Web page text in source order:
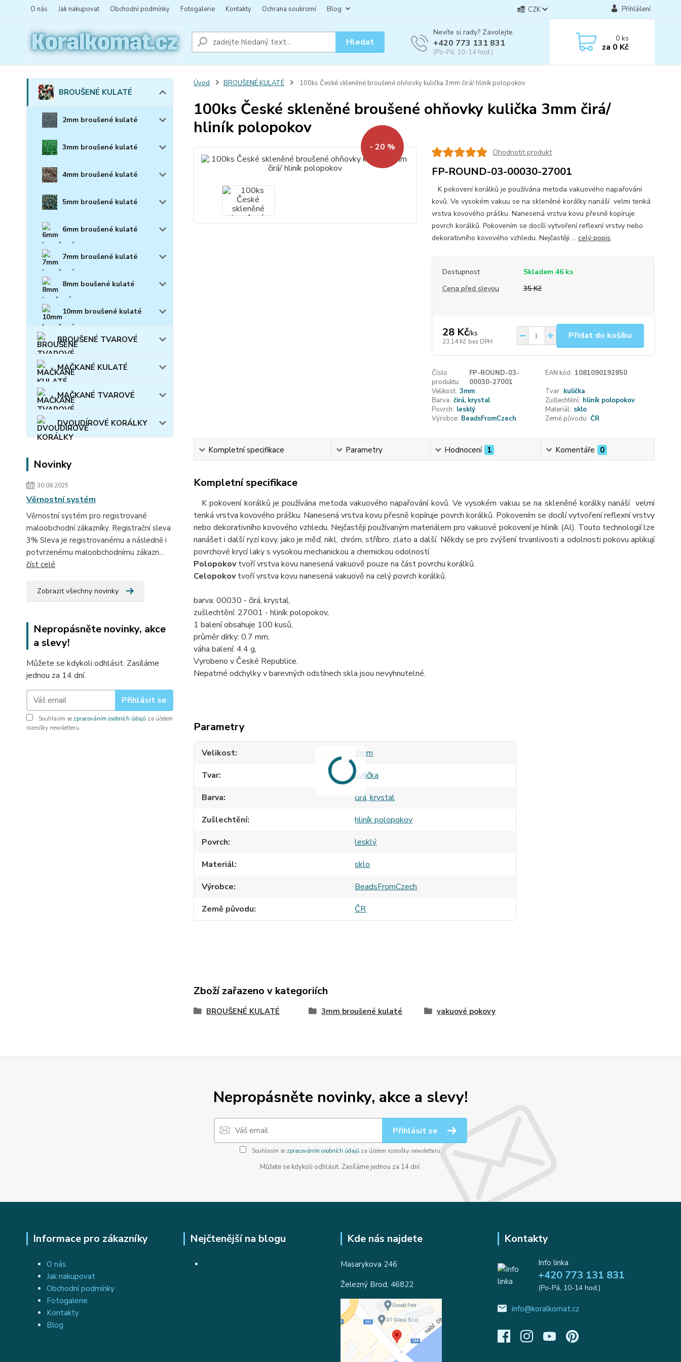
O nás Jak nakupovat Obchodní podmínky Fotogalerie Kontakty Ochrana soukromí Blog CZK Přihlášení
Hledat
Nevíte si rady? Zavolejte.
+420 773 131 831
(Po-Pá, 10-14 hod.)
0ks
za 0 Kč
BROUŠENÉ KULATÉ
2mm broušené kulaté
3mm broušené kulaté
4mm broušené kulaté
5mm broušené kulaté
6mm broušené kulaté
7mm broušené kulaté
8mm boušené kulaté
10mm broušené kulaté
BROUŠENÉ TVAROVÉ
MAČKANÉ KULATÉ
MAČKANÉ TVAROVÉ
DVOUDÍROVÉ KORÁLKY
Novinky
30.08.2025
Věrnostní systém
Věrnostní systém pro registrované
maloobchodní zákazníky. Registrační sleva
3% Sleva je registrovanému a následně i
potvrzenému maloobchodnímu zákazn...
číst celé
Zobrazit všechny novinky
Nepropásněte novinky, akce
a slevy!
Můžete se kdykoli odhlásit. Zasíláme
jednou za 14 dní.
Přihlásit se
Souhlasím se zpracováním osobních údajů za účelem
rozesílky newsletteru.
Úvod BROUŠENÉ KULATÉ 100ks České skleněné broušené ohňovky kulička 3mm čirá/ hliník polopokov
100ks České skleněné broušené ohňovky kulička 3mm čirá/
hliník polopokov
- 20 % Ohodnotit produkt
FP-ROUND-03-00030-27001
K pokovení korálků je používána metoda vakuového napařování
kovů. Ve vysokém vakuu se na skleněné korálky nanáší velmi tenká
vrstva kovového prášku. Nanesená vrstva kovu přesně kopíruje
povrch korálků. Pokovením se docílí vytvoření reflexní vrstvy nebo
dekorativního kovového vzhledu. Nejčastěji ... celý popis
Dostupnost
Skladem 46 ks
Cena před slevou
35 Kč
28 Kč/ks
23,14 Kč bez DPH
Přidat do košíku
Číslo
produktu:
FP-ROUND-03-
00030-27001
EAN kód: 1081090192850
Velikost: 3mm Tvar: kulička
Barva: čirá, krystal Zušlechtění: hliník polopokov
Povrch: lesklý Materiál: sklo
Výrobce: BeadsFromCzech Země původu: ČR
Kompletní specifikace Parametry Hodnocení 1 Komentáře 0
Kompletní specifikace
K pokovení korálků je používána metoda vakuového napařování kovů. Ve vysokém vakuu se na skleněné korálky nanáší velmi
tenká vrstva kovového prášku. Nanesená vrstva kovu přesně kopíruje povrch korálků. Pokovením se docílí vytvoření reflexní vrstvy
nebo dekorativního kovového vzhledu. Nejčastěji používaným materiálem pro vakuové pokovení je hliník (Al). Touto technologií lze
nanášet i další ryzí kovy, jako je měď, nikl, chróm, stříbro, zlato a další. Někdy se pro zvýšení trvanlivosti a odolnosti pokovu aplikují
povrchové krycí laky s vysokou mechanickou a chemickou odolností.
Polopokovtvoří vrstva kovu nanesená vakuově pouze na část povrchu korálků.
Celopokovtvoří vrstva kovu nanesená vakuově na celý povrch korálků.
barva: 00030 - čirá, krystal,
zušlechtění: 27001 - hliník polopokov,
1 balení obsahuje 100 kusů,
průměr dírky: 0.7 mm,
váha balení: 4.4 g,
Vyrobeno v České Republice.
Nepatrné odchylky v barevných odstínech skla jsou nevyhnutelné.
Parametry
Velikost
3mm
Tvar
kulička
Barva
čirá, krystal
Zušlechtění
hliník polopokov
Povrch
lesklý
Materiál
sklo
Výrobce
BeadsFromCzech
Země původu
ČR
Zboží zařazeno v kategoriích
BROUŠENÉ KULATÉ 3mm broušené kulaté vakuové pokovy
Nepropásněte novinky, akce a slevy!
Přihlásit se
Souhlasím se zpracováním osobních údajůza účelem rozesílky newsletteru.
Můžete se kdykoli odhlásit. Zasíláme jednou za 14 dní.
Informace pro zákazníky
O nás
Jak nakupovat
Obchodní podmínky
Fotogalerie
Kontakty
Blog
Nejčtenější na blogu Kde nás najdete
Masarykova 246
Železný Brod, 46822
Kontakty
Info linka
+420 773 131 831
(Po-Pá, 10-14 hod.)
info@koralkomat.cz